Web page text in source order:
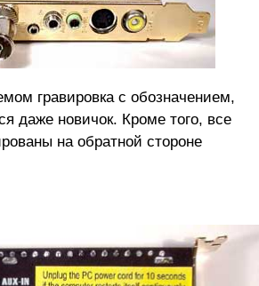
гравировка с обозначением,
даже новичок. Кроме того, все
на обратной стороне